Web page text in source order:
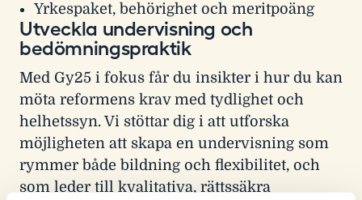
Yrkespaket, behörighet och meritpoäng
Utveckla undervisning och
bedömningspraktik
Med Gy25 i fokus får du insikter i hur du kan
möta reformens krav med tydlighet och
helhetssyn. Vi stöttar dig i att utforska
möjligheten att skapa en undervisning som
rymmer både bildning och flexibilitet, och
som leder till kvalitativa, rättssäkra